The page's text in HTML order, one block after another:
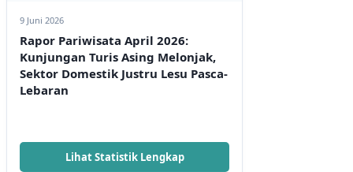
9 Juni 2026
Rapor Pariwisata April 2026:
Kunjungan Turis Asing Melonjak,
Sektor Domestik Justru Lesu Pasca-
Lebaran
Lihat Statistik Lengkap